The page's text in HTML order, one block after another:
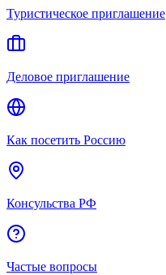
Туристическое приглашение
Деловое приглашение
Как посетить Россию
Консульства РФ
Частые вопросы